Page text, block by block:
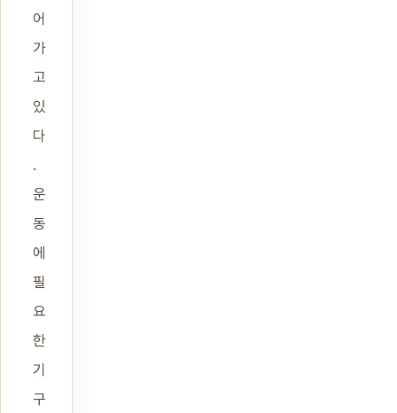
어
가
고
있
다
.
운
동
에
필
요
한
기
구